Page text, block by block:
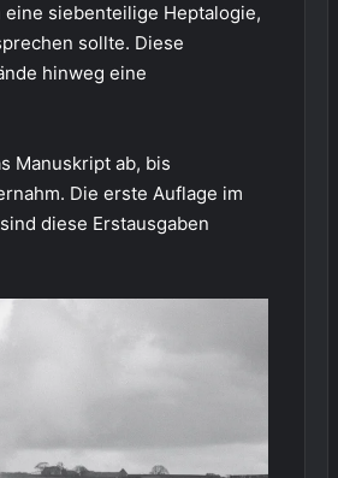
siebenteilige Heptalogie,
sollte. Diese
hinweg eine
Manuskript ab, bis
Die erste Auflage im
diese Erstausgaben